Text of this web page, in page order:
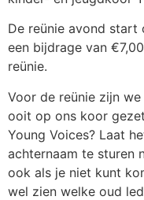
De reünie avond start
een bijdrage van
reünie.
Voor de reünie zijn
ooit op ons koor
Young Voices? Laat
achternaam te sturen
ook als je niet kunt
wel zien welke oud